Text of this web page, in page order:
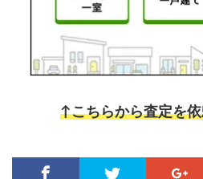
↑こちらから査定を